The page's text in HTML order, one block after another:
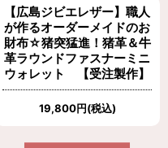
【広島ジビエレザー】職人
が作るオーダーメイドのお
財布☆猪突猛進！猪革＆牛
革ラウンドファスナーミニ
ウォレット 【受注製作】
19,800円(税込)